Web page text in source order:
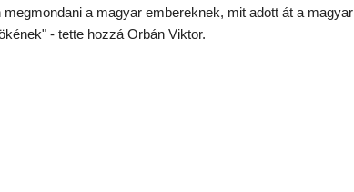
a magyar embereknek, mit adott át a magyar
- tette hozzá Orbán Viktor.